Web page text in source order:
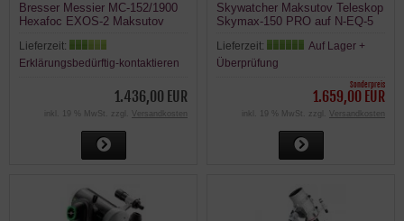
Bresser Messier MC-152/1900
Hexafoc EXOS-2 Maksutov
Lieferzeit:
Erklärungsbedürftig-kontaktieren
1.436,00 EUR
inkl. 19 % MwSt. zzgl. Versandkosten
Skywatcher Maksutov Teleskop
Skymax-150 PRO auf N-EQ-5
Lieferzeit:
Auf Lager +
Überprüfung
Sonderpreis
1.659,00 EUR
inkl. 19 % MwSt. zzgl. Versandkosten